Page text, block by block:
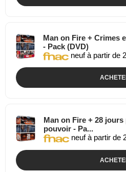
Man on Fire + Crimes
- Pack (DVD)
neuf à partir de
Man on Fire + 28
pouvoir - Pa...
neuf à partir de